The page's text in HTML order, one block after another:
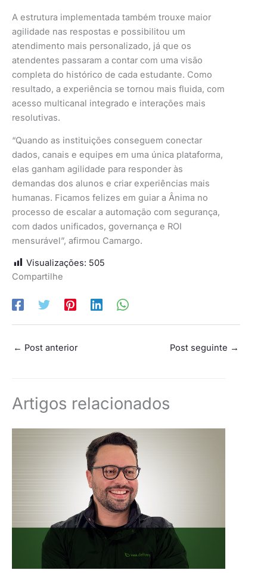
A estrutura implementada também trouxe maior
agilidade nas respostas e possibilitou um
atendimento mais personalizado, já que os
atendentes passaram a contar com uma visão
completa do histórico de cada estudante. Como
resultado, a experiência se tornou mais fluida, com
acesso multicanal integrado e interações mais
resolutivas.
“Quando as instituições conseguem conectar
dados, canais e equipes em uma única plataforma,
elas ganham agilidade para responder às
demandas dos alunos e criar experiências mais
humanas. Ficamos felizes em guiar a Ânima no
processo de escalar a automação com segurança,
com dados unificados, governança e ROI
mensurável”, afirmou Camargo.
Visualizações: 505
Compartilhe
← Post anterior Post seguinte →
Artigos relacionados